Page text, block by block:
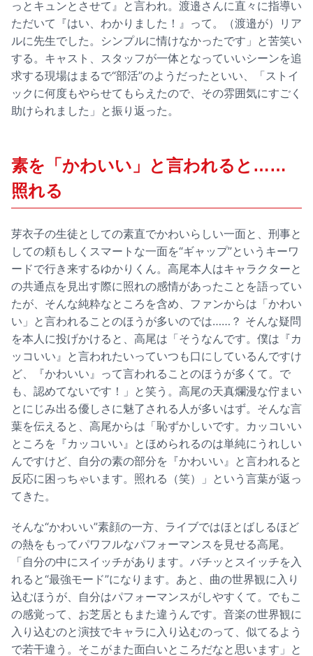
っとキュンとさせて』と言われ。渡邉さんに直々に指導い
ただいて『はい、わかりました！』って。（渡邉が）リア
ルに先生でした。シンプルに情けなかったです」と苦笑い
する。キャスト、スタッフが一体となっていいシーンを追
求する現場はまるで“部活”のようだったといい、「ストイ
ックに何度もやらせてもらえたので、その雰囲気にすごく
助けられました」と振り返った。
素を「かわいい」と言われると……
照れる
芽衣子の生徒としての素直でかわいらしい一面と、刑事と
しての頼もしくスマートな一面を“ギャップ”というキーワ
ードで行き来するゆかりくん。高尾本人はキャラクターと
の共通点を見出す際に照れの感情があったことを語ってい
たが、そんな純粋なところを含め、ファンからは「かわい
い」と言われることのほうが多いのでは……？ そんな疑問
を本人に投げかけると、高尾は「そうなんです。僕は『カ
ッコいい』と言われたいっていつも口にしているんですけ
ど、『かわいい』って言われることのほうが多くて。で
も、認めてないです！」と笑う。高尾の天真爛漫な佇まい
とにじみ出る優しさに魅了される人が多いはず。そんな言
葉を伝えると、高尾からは「恥ずかしいです。カッコいい
ところを『カッコいい』とほめられるのは単純にうれしい
んですけど、自分の素の部分を『かわいい』と言われると
反応に困っちゃいます。照れる（笑）」という言葉が返っ
てきた。
そんな“かわいい”素顔の一方、ライブではほとばしるほど
の熱をもってパワフルなパフォーマンスを見せる高尾。
「自分の中にスイッチがあります。バチッとスイッチを入
れると“最強モード”になります。あと、曲の世界観に入り
込むほうが、自分はパフォーマンスがしやすくて。でもこ
の感覚って、お芝居ともまた違うんです。音楽の世界観に
入り込むのと演技でキャラに入り込むのって、似てるよう
で若干違う。そこがまた面白いところだなと思います」と